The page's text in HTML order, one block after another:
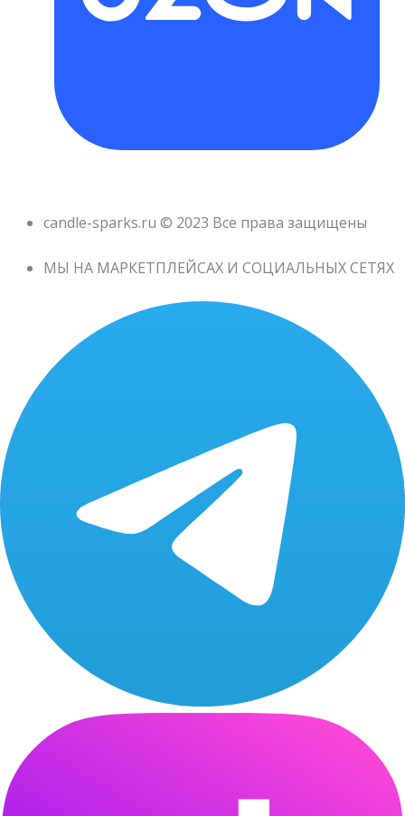
candle-sparks.ru © 2023 Все права защищены
МЫ НА МАРКЕТПЛЕЙСАХ И СОЦИАЛЬНЫХ СЕТЯХ